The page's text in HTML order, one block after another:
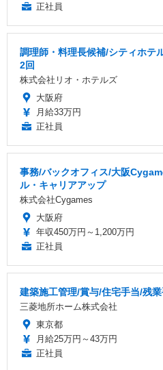
正社員
調理師・料理長候補/シティホテ
2回
株式会社リオ・ホテルズ
大阪府
月給33万円
正社員
事務/バックオフィス/大阪
ル・キャリアアップ
株式会社Cygames
大阪府
年収450万円～1,200万円
正社員
建築施工管理/賞与/住宅手当/残業
三菱地所ホーム株式会社
東京都
月給25万円～43万円
正社員